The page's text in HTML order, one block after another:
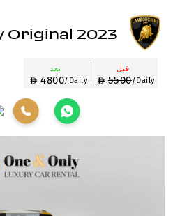
2023 Urus Mansory Original
قبل
5500/Daily
بعد
4800/Daily